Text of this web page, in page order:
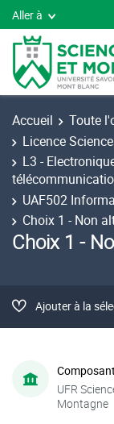
Aller à
Accueil Toute
Licence
L3 -
UAF502
Choix 1 - Non
Choix 1 -
Ajouter à la
UFR
Montagne